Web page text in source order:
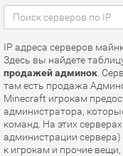
IP адреса серверов
Здесь вы найдете
продажей админок .
там есть продажа
Minecraft игрокам
администратора,
команд. На этих
администрации сервера)
к игрокам и прочие